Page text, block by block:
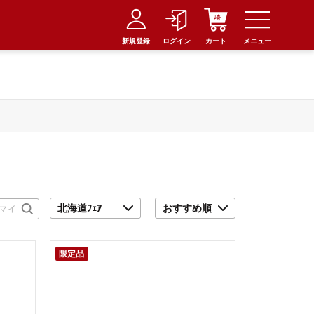
新規登録 ログイン カート メニュー
限定品